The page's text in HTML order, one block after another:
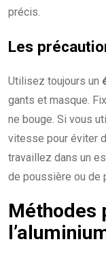
précis.
Les
Utilisez toujours un
gants et masque.
ne bouge. Si vous
vitesse pour éviter
travaillez dans un
de poussière ou de
Méthodes